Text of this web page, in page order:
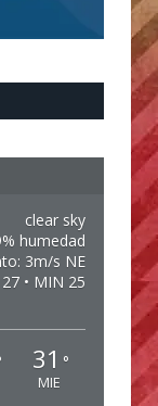
clear sky
humedad
3m/s NE
• MIN 25
31 °
MIE